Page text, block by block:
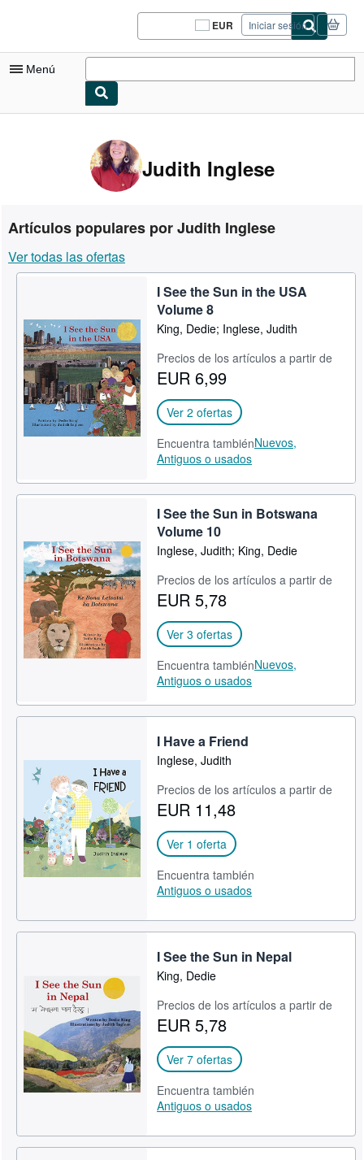
Pasar al contenido principal
EUR
Preferencias
de
del
Iniciar sesión
Menú
Consultar mis pedidos
Colecciones
Libros antiguos
Vendedores
Comenzar a vender
Ayuda
CERRAR
Judith Inglese
Artículos populares por Judith Inglese
Ver todas las ofertas
I See the Sun in the USA
Volume 8
King, Dedie; Inglese, Judith
Precios de los artículos a partir de
EUR 6,99
Ver 2 ofertas
Encuentra tambiénNuevos,
Antiguos o usados
I See the Sun in Botswana
Volume 10
Inglese, Judith; King, Dedie
Precios de los artículos a partir de
EUR 5,78
Ver 3 ofertas
Encuentra tambiénNuevos,
Antiguos o usados
I Have a Friend
Inglese, Judith
Precios de los artículos a partir de
EUR 11,48
Ver 1 oferta
Encuentra también
Antiguos o usados
I See the Sun in Nepal
King, Dedie
Precios de los artículos a partir de
EUR 5,78
Ver 7 ofertas
Encuentra también
Antiguos o usados